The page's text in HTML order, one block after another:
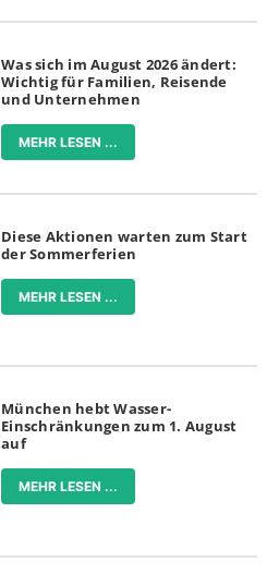
Was sich im August 2026 ändert:
Wichtig für Familien, Reisende
und Unternehmen
MEHR LESEN ...
Diese Aktionen warten zum Start
der Sommerferien
MEHR LESEN ...
München hebt Wasser-
Einschränkungen zum 1. August
auf
MEHR LESEN ...